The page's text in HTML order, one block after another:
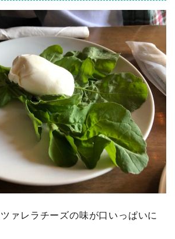
ァレラチーズの味が口いっぱいに